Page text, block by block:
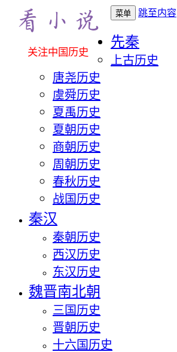
关注中国历史
菜单 跳至内容
先秦
上古历史
唐尧历史
虞舜历史
夏禹历史
夏朝历史
商朝历史
周朝历史
春秋历史
战国历史
秦汉
秦朝历史
西汉历史
东汉历史
魏晋南北朝
三国历史
晋朝历史
十六国历史